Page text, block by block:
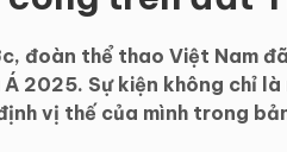
đoàn thể thao Việt Nam
2025. Sự kiện không chỉ
vị thế của mình trong